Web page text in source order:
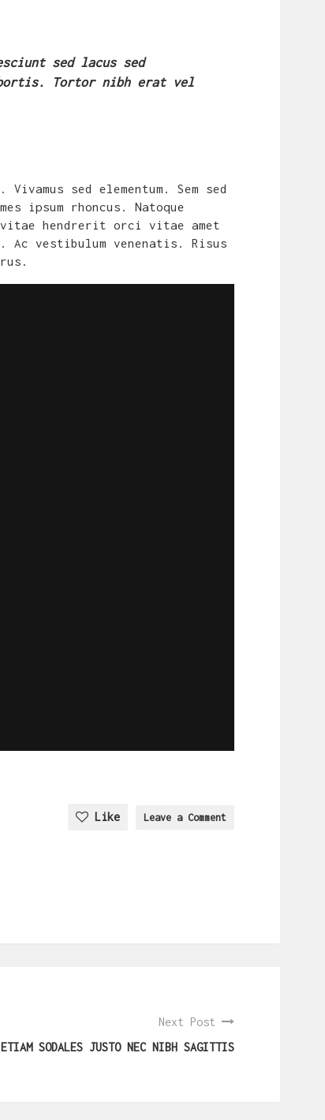
sed lacus sed
Tortor nibh erat vel
sed elementum. Sem sed
ipsum rhoncus. Natoque
vitae hendrerit orci vitae amet
vestibulum venenatis. Risus
Like Leave a Comment
Next Post
ETIAM SODALES JUSTO NEC NIBH SAGITTIS